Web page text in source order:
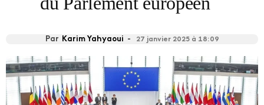
Par Karim Yahyaoui - 27 janvier 2025 à 18:09